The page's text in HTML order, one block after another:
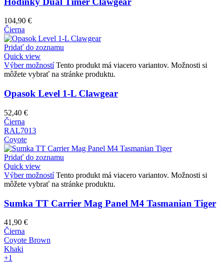
104,90 €
Čierna
Pridať do zoznamu
Quick view
Výber možností Tento produkt má viacero variantov. Možnosti si
môžete vybrať na stránke produktu.
Opasok Level 1-L Clawgear
52,40 €
Čierna
RAL7013
Coyote
Pridať do zoznamu
Quick view
Výber možností Tento produkt má viacero variantov. Možnosti si
môžete vybrať na stránke produktu.
Sumka TT Carrier Mag Panel M4 Tasmanian Tiger
41,90 €
Čierna
Coyote Brown
Khaki
+1